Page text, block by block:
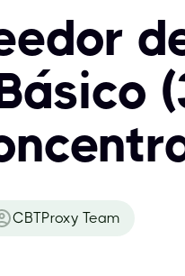
CBTProxy Team